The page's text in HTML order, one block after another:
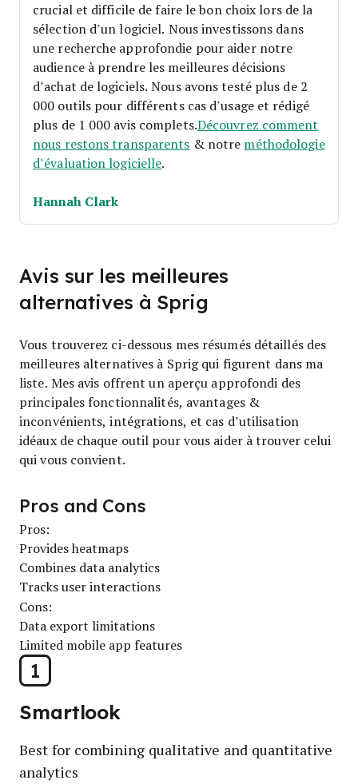
crucial et difficile de faire le bon choix lors de la
sélection d’un logiciel. Nous investissons dans
une recherche approfondie pour aider notre
audience à prendre les meilleures décisions
d’achat de logiciels. Nous avons testé plus de 2
000 outils pour différents cas d’usage et rédigé
plus de 1 000 avis complets.Découvrez comment
nous restons transparents & notre méthodologie
d’évaluation logicielle.
Hannah Clark
Avis sur les meilleures
alternatives à Sprig
Vous trouverez ci-dessous mes résumés détaillés des
meilleures alternatives à Sprig qui figurent dans ma
liste. Mes avis offrent un aperçu approfondi des
principales fonctionnalités, avantages &
inconvénients, intégrations, et cas d’utilisation
idéaux de chaque outil pour vous aider à trouver celui
qui vous convient.
1
Smartlook
Best for combining qualitative and quantitative
analytics
Pros and Cons
Pros:
Provides heatmaps
Combines data analytics
Tracks user interactions
Cons:
Data export limitations
Limited mobile app features